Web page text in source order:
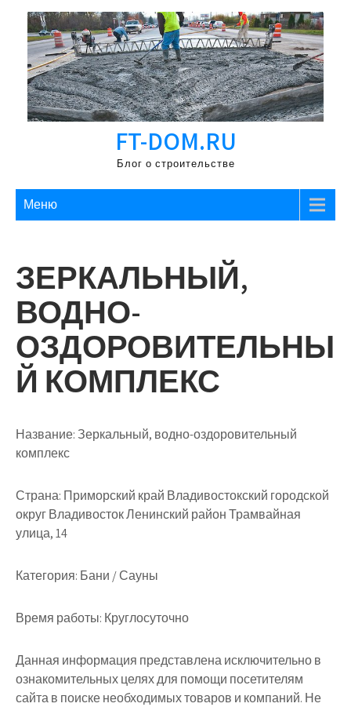
Перейти
содержимому
FT-DOM.RU
Блог о строительстве
Меню
ЗЕРКАЛЬНЫЙ,
ВОДНО-
ОЗДОРОВИТЕЛЬНЫ
Й КОМПЛЕКС
Название: Зеркальный, водно-оздоровительный
комплекс
Страна: Приморский край Владивостокский городской
округ Владивосток Ленинский район Трамвайная
улица, 14
Категория: Бани / Сауны
Время работы: Круглосуточно
Данная информация представлена исключительно в
ознакомительных целях для помощи посетителям
сайта в поиске необходимых товаров и компаний. Не